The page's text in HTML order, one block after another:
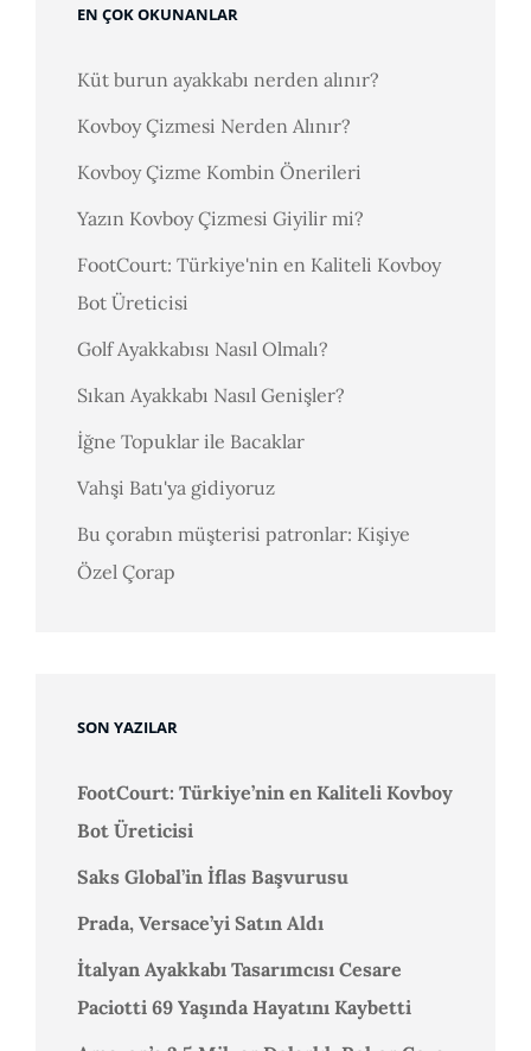
EN ÇOK OKUNANLAR
Küt burun ayakkabı nerden alınır?
Kovboy Çizmesi Nerden Alınır?
Kovboy Çizme Kombin Önerileri
Yazın Kovboy Çizmesi Giyilir mi?
FootCourt: Türkiye'nin en Kaliteli Kovboy
Bot Üreticisi
Golf Ayakkabısı Nasıl Olmalı?
Sıkan Ayakkabı Nasıl Genişler?
İğne Topuklar ile Bacaklar
Vahşi Batı'ya gidiyoruz
Bu çorabın müşterisi patronlar: Kişiye
Özel Çorap
SON YAZILAR
FootCourt: Türkiye’nin en Kaliteli Kovboy
Bot Üreticisi
Saks Global’in İflas Başvurusu
Prada, Versace’yi Satın Aldı
İtalyan Ayakkabı Tasarımcısı Cesare
Paciotti 69 Yaşında Hayatını Kaybetti